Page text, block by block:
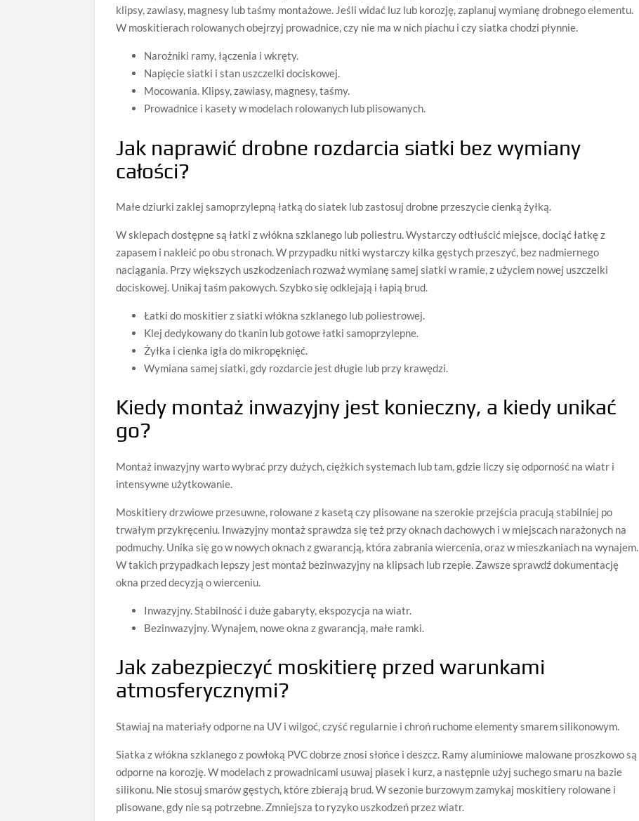
klipsy, zawiasy, magnesy lub taśmy montażowe. Jeśli widać luz lub korozję, zaplanuj wymianę drobnego elementu.
W moskitierach rolowanych obejrzyj prowadnice, czy nie ma w nich piachu i czy siatka chodzi płynnie.
Narożniki ramy, łączenia i wkręty.
Napięcie siatki i stan uszczelki dociskowej.
Mocowania. Klipsy, zawiasy, magnesy, taśmy.
Prowadnice i kasety w modelach rolowanych lub plisowanych.
Jak naprawić drobne rozdarcia siatki bez wymiany
całości?
Małe dziurki zaklej samoprzylepną łatką do siatek lub zastosuj drobne przeszycie cienką żyłką.
W sklepach dostępne są łatki z włókna szklanego lub poliestru. Wystarczy odtłuścić miejsce, dociąć łatkę z
zapasem i nakleić po obu stronach. W przypadku nitki wystarczy kilka gęstych przeszyć, bez nadmiernego
naciągania. Przy większych uszkodzeniach rozważ wymianę samej siatki w ramie, z użyciem nowej uszczelki
dociskowej. Unikaj taśm pakowych. Szybko się odklejają i łapią brud.
Łatki do moskitier z siatki włókna szklanego lub poliestrowej.
Klej dedykowany do tkanin lub gotowe łatki samoprzylepne.
Żyłka i cienka igła do mikropęknięć.
Wymiana samej siatki, gdy rozdarcie jest długie lub przy krawędzi.
Kiedy montaż inwazyjny jest konieczny, a kiedy unikać
go?
Montaż inwazyjny warto wybrać przy dużych, ciężkich systemach lub tam, gdzie liczy się odporność na wiatr i
intensywne użytkowanie.
Moskitiery drzwiowe przesuwne, rolowane z kasetą czy plisowane na szerokie przejścia pracują stabilniej po
trwałym przykręceniu. Inwazyjny montaż sprawdza się też przy oknach dachowych i w miejscach narażonych na
podmuchy. Unika się go w nowych oknach z gwarancją, która zabrania wiercenia, oraz w mieszkaniach na wynajem.
W takich przypadkach lepszy jest montaż bezinwazyjny na klipsach lub rzepie. Zawsze sprawdź dokumentację
okna przed decyzją o wierceniu.
Inwazyjny. Stabilność i duże gabaryty, ekspozycja na wiatr.
Bezinwazyjny. Wynajem, nowe okna z gwarancją, małe ramki.
Jak zabezpieczyć moskitierę przed warunkami
atmosferycznymi?
Stawiaj na materiały odporne na UV i wilgoć, czyść regularnie i chroń ruchome elementy smarem silikonowym.
Siatka z włókna szklanego z powłoką PVC dobrze znosi słońce i deszcz. Ramy aluminiowe malowane proszkowo są
odporne na korozję. W modelach z prowadnicami usuwaj piasek i kurz, a następnie użyj suchego smaru na bazie
silikonu. Nie stosuj smarów gęstych, które zbierają brud. W sezonie burzowym zamykaj moskitiery rolowane i
plisowane, gdy nie są potrzebne. Zmniejsza to ryzyko uszkodzeń przez wiatr.